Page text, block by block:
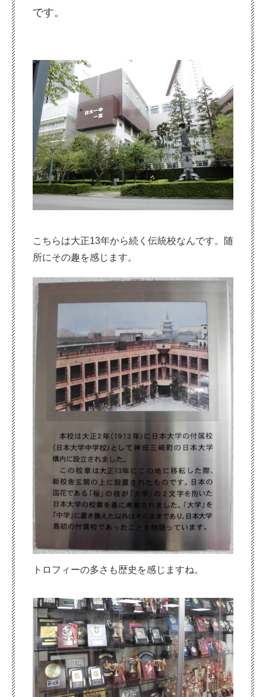
です。
こちらは大正13年から続く伝統校なんです。随
所にその趣を感じます。
トロフィーの多さも歴史を感じますね。